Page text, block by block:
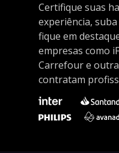
Certifique suas
experiência,
fique em
empresas como
Carrefour e
contratam